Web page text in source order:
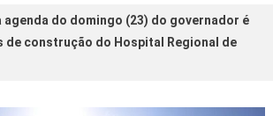
agenda do domingo (23) do governador é
de construção do Hospital Regional de